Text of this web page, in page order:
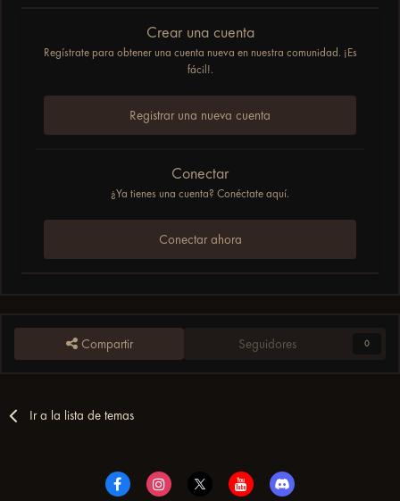
Crear una cuenta
Regístrate para obtener una cuenta nueva en nuestra comunidad. ¡Es
fácil!.
Registrar una nueva cuenta
Conectar
¿Ya tienes una cuenta? Conéctate aquí.
Conectar ahora
Compartir Seguidores 0
Ir a la lista de temas